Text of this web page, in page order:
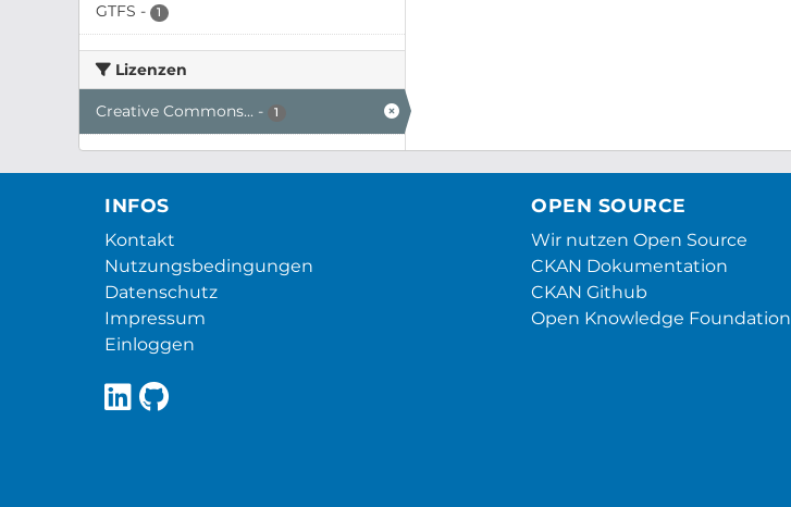
GTFS - 1
Lizenzen
Creative Commons... - 1
INFOS
Kontakt
Nutzungsbedingungen
Datenschutz
Impressum
Einloggen
OPEN SOURCE
Wir nutzen Open Source
CKAN Dokumentation
CKAN Github
Open Knowledge Foundation